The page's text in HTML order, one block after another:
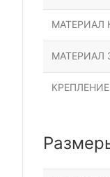
МАТЕРИАЛ
МАТЕРИАЛ